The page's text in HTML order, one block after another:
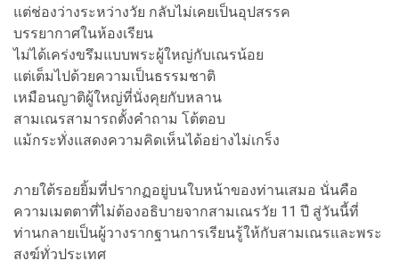
แต่ช่องว่างระหว่างวัย กลับไม่เคยเป็นอุปสรรค
บรรยากาศในห้องเรียน
ไม่ได้เคร่งขรึมแบบพระผู้ใหญ่กับเณรน้อย
แต่เต็มไปด้วยความเป็นธรรมชาติ
เหมือนญาติผู้ใหญ่ที่นั่งคุยกับหลาน
สามเณรสามารถตั้งคำถาม โต้ตอบ
แม้กระทั่งแสดงความคิดเห็นได้อย่างไม่เกร็ง
ภายใต้รอยยิ้มที่ปรากฏอยู่บนใบหน้าของท่านเสมอ นั่นคือ
ความเมตตาที่ไม่ต้องอธิบายจากสามเณรวัย 11 ปี สู่วันนี้ที่
ท่านกลายเป็นผู้วางรากฐานการเรียนรู้ให้กับสามเณรและพระ
สงฆ์ทั่วประเทศ